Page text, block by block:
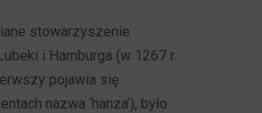
stowarzyszenie
i Hamburga (w 1267 r.
pojawia się
nazwa ‘hanza’), było